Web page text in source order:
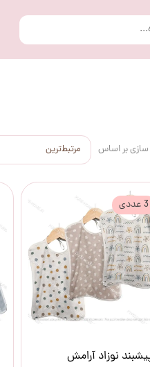
بر اساس مرتبط‌ترین
نوزاد آرامش
3 عددی